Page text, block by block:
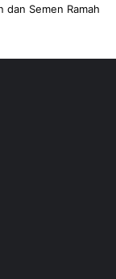
dan Semen Ramah